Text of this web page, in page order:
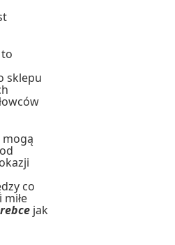
sklepu
mogą
co
jak